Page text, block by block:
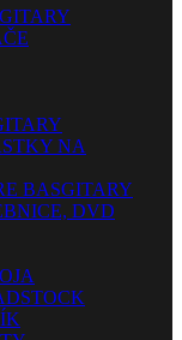
NA
BASGITARY
DVD